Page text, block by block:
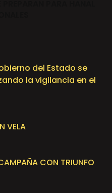
del Estado se
la vigilancia en el
VELA
CON TRIUNFO